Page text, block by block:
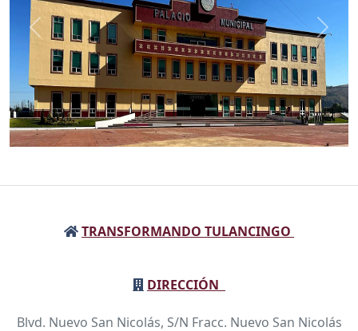
Anterior
TRANSFORMANDO TULANCINGO
DIRECCIÓN
Blvd. Nuevo San Nicolás, S/N Fracc. Nuevo San Nicolás